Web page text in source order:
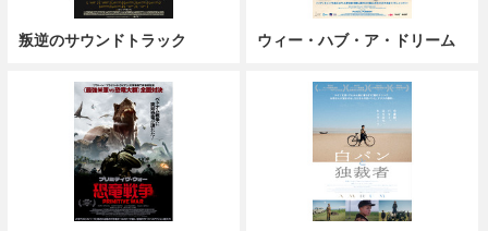
叛逆のサウンドトラック ウィー・ハブ・ア・ドリーム